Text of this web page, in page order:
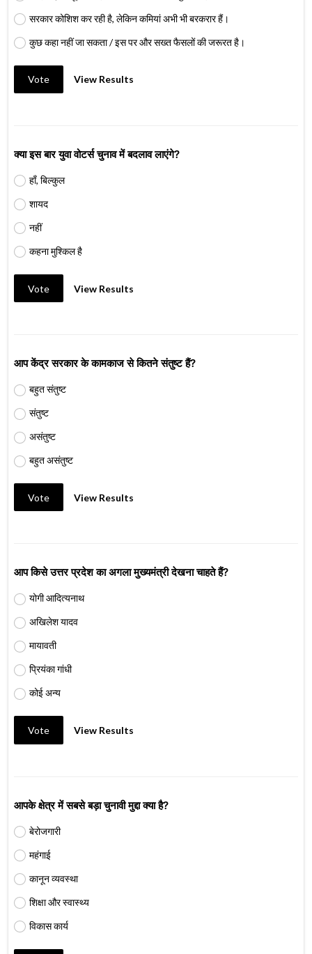
सरकार कोशिश कर रही है, लेकिन कमियां अभी भी बरकरार हैं।
कुछ कहा नहीं जा सकता / इस पर और सख्त फैसलों की जरूरत है।
Vote View Results
क्या इस बार युवा वोटर्स चुनाव में बदलाव लाएंगे?
हाँ, बिल्कुल
शायद
नहीं
कहना मुश्किल है
Vote View Results
आप केंद्र सरकार के कामकाज से कितने संतुष्ट हैं?
बहुत संतुष्ट
संतुष्ट
असंतुष्ट
बहुत असंतुष्ट
Vote View Results
आप किसे उत्तर प्रदेश का अगला मुख्यमंत्री देखना चाहते हैं?
योगी आदित्यनाथ
अखिलेश यादव
मायावती
प्रियंका गांधी
कोई अन्य
Vote View Results
आपके क्षेत्र में सबसे बड़ा चुनावी मुद्दा क्या है?
बेरोजगारी
महंगाई
कानून व्यवस्था
शिक्षा और स्वास्थ्य
विकास कार्य